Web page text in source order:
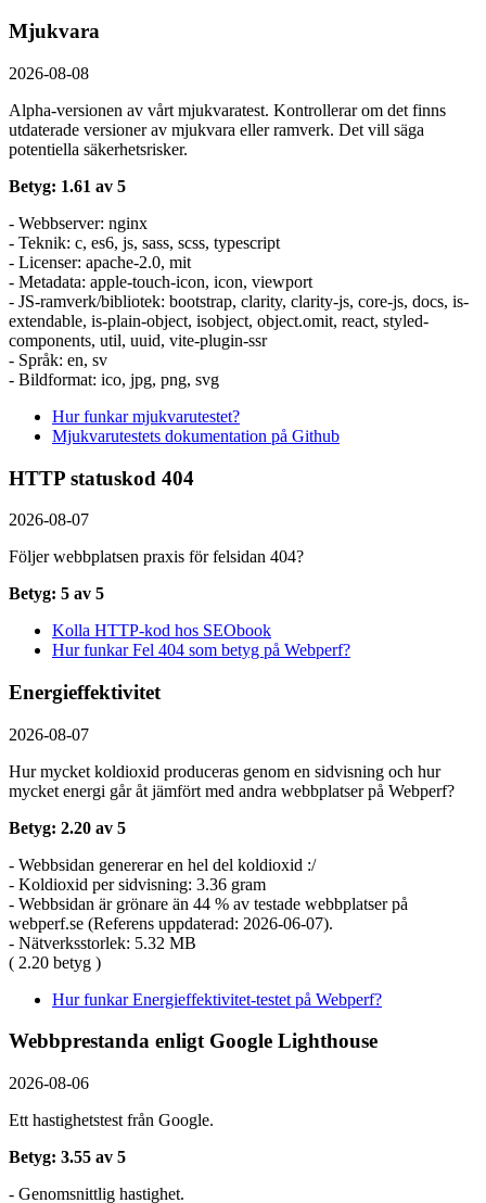
Mjukvara
2026-08-08
Alpha-versionen av vårt mjukvaratest. Kontrollerar om det finns
utdaterade versioner av mjukvara eller ramverk. Det vill säga
potentiella säkerhetsrisker.
Betyg: 1.61 av 5
- Webbserver: nginx
- Teknik: c, es6, js, sass, scss, typescript
- Licenser: apache-2.0, mit
- Metadata: apple-touch-icon, icon, viewport
- JS-ramverk/bibliotek: bootstrap, clarity, clarity-js, core-js, docs, is-
extendable, is-plain-object, isobject, object.omit, react, styled-
components, util, uuid, vite-plugin-ssr
- Språk: en, sv
- Bildformat: ico, jpg, png, svg
Hur funkar mjukvarutestet?
Mjukvarutestets dokumentation på Github
HTTP statuskod 404
2026-08-07
Följer webbplatsen praxis för felsidan 404?
Betyg: 5 av 5
Kolla HTTP-kod hos SEObook
Hur funkar Fel 404 som betyg på Webperf?
Energieffektivitet
2026-08-07
Hur mycket koldioxid produceras genom en sidvisning och hur
mycket energi går åt jämfört med andra webbplatser på Webperf?
Betyg: 2.20 av 5
- Webbsidan genererar en hel del koldioxid :/
- Koldioxid per sidvisning: 3.36 gram
- Webbsidan är grönare än 44 % av testade webbplatser på
webperf.se (Referens uppdaterad: 2026-06-07).
- Nätverksstorlek: 5.32 MB
( 2.20 betyg )
Hur funkar Energieffektivitet-testet på Webperf?
Webbprestanda enligt Google Lighthouse
2026-08-06
Ett hastighetstest från Google.
Betyg: 3.55 av 5
- Genomsnittlig hastighet.